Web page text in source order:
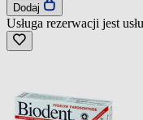
Dodaj
Usługa rezerwacji jest